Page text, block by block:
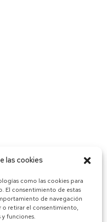
las cookies
como las cookies para
El consentimiento de estas
de navegación
o retirar el consentimiento,
funciones.